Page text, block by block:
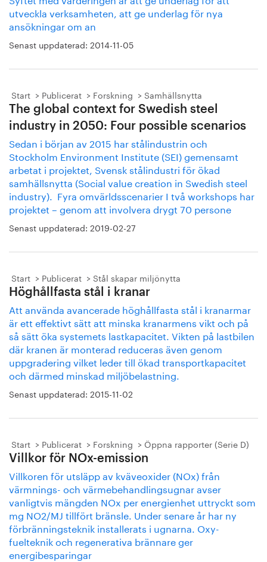
utveckla verksamheten, att ge underlag för nya
ansökningar om an
Senast uppdaterad: 2014-11-05
Start Publicerat Forskning Samhällsnytta
The global context for Swedish steel
industry in 2050: Four possible scenarios
Sedan i början av 2015 har stålindustrin och
Stockholm Environment Institute (SEI) gemensamt
arbetat i projektet, Svensk stålindustri för ökad
samhällsnytta (Social value creation in Swedish steel
industry). Fyra omvärldsscenarier I två workshops har
projektet – genom att involvera drygt 70 persone
Senast uppdaterad: 2019-02-27
Start Publicerat Stål skapar miljönytta
Höghållfasta stål i kranar
Att använda avancerade höghållfasta stål i kranarmar
är ett effektivt sätt att minska kranarmens vikt och på
så sätt öka systemets lastkapacitet. Vikten på lastbilen
där kranen är monterad reduceras även genom
uppgradering vilket leder till ökad transportkapacitet
och därmed minskad miljöbelastning.
Senast uppdaterad: 2015-11-02
Start Publicerat Forskning Öppna rapporter (Serie D)
Villkor för NOx-emission
Villkoren för utsläpp av kväveoxider (NOx) från
värmnings- och värmebehandlingsugnar avser
vanligtvis mängden NOx per energienhet uttryckt som
mg NO2/MJ tillfört bränsle. Under senare år har ny
förbränningsteknik installerats i ugnarna. Oxy-
fuelteknik och regenerativa brännare ger
energibesparingar